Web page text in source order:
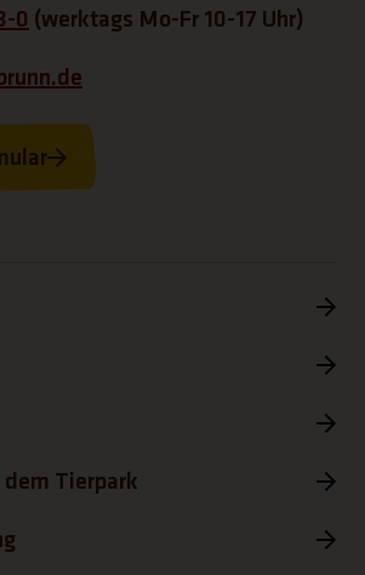
0 (werktags Mo-Fr 10-17 Uhr)
dem Tierpark